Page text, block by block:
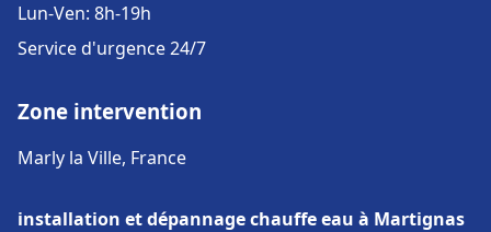
Lun-Ven: 8h-19h
Service d'urgence 24/7
Zone intervention
Marly la Ville, France
installation et dépannage chauffe eau à Martignas